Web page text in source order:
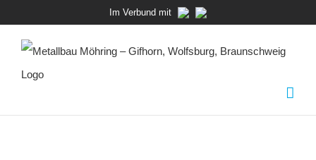
springen
Im Verbund mit